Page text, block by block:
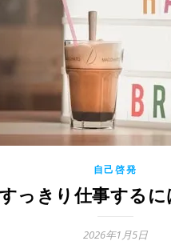
自己啓発
っきり仕事する
2026年1月5日